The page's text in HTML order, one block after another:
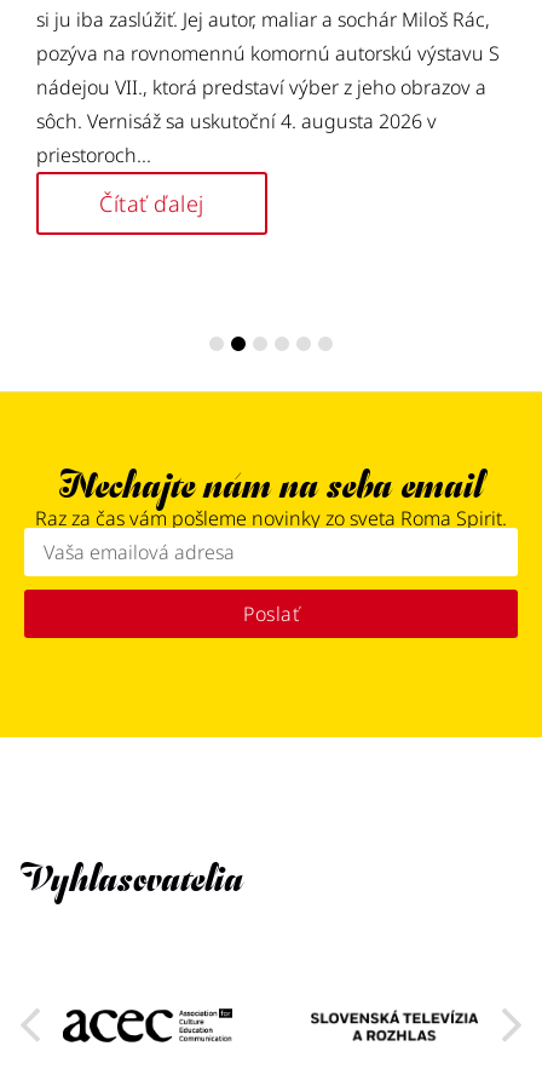
si ju iba zaslúžiť. Jej autor, maliar a sochár Miloš Rác,
pozýva na rovnomennú komornú autorskú výstavu S
nádejou VII., ktorá predstaví výber z jeho obrazov a
sôch. Vernisáž sa uskutoční 4. augusta 2026 v
priestoroch...
Čítať ďalej
Nechajte nám na seba email
Raz za čas vám pošleme novinky zo sveta Roma Spirit.
Poslať
Vyhlasovatelia